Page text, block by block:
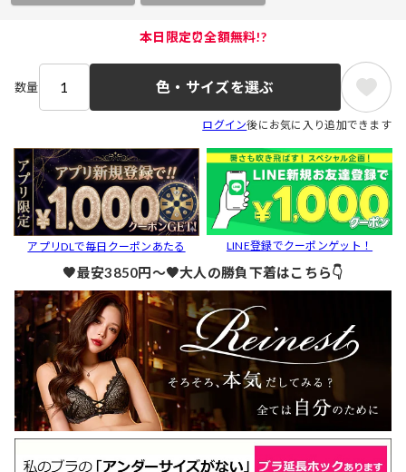
本日限定⏰全額無料!?
数量 色・サイズを選ぶ
ログイン後にお気に入り追加できます
アプリDLで毎日クーポンあたる LINE登録でクーポンゲット！
🖤最安3850円～🖤大人の勝負下着はこちら👇